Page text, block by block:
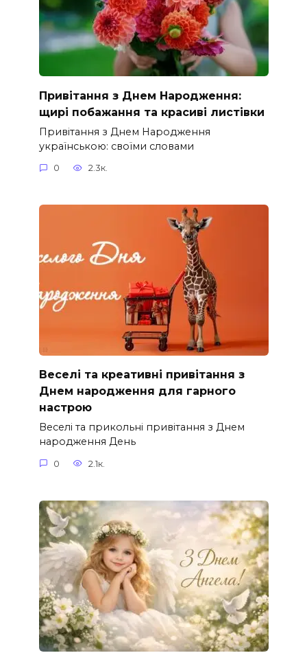
Привітання з Днем Народження:
щирі побажання та красиві листівки
Привітання з Днем Народження
українською: своїми словами
0 2.3к.
Веселі та креативні привітання з
Днем народження для гарного
настрою
Веселі та прикольні привітання з Днем
народження День
0 2.1к.